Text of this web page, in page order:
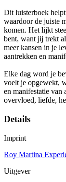
Dit luisterboek
waardoor de juiste
komen. Het lijkt
bent, want jij trekt
meer kansen in je
aantrekken en
Elke dag word je
voelt je opgewekt,
en manifestatie
overvloed, liefde,
Details
Imprint
Roy Martina
Uitgever